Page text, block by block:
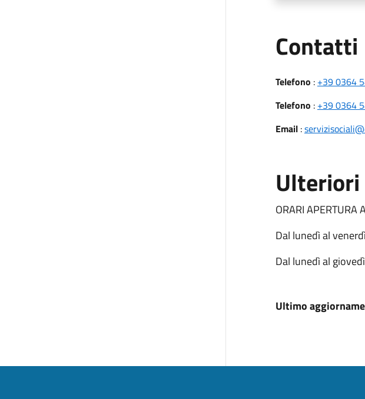
Contatti
Telefono : +39 0364
Telefono : +39 0364
Email:
ORARI APERTURA
Dal lunedì al
Dal lunedì al
Ultimo